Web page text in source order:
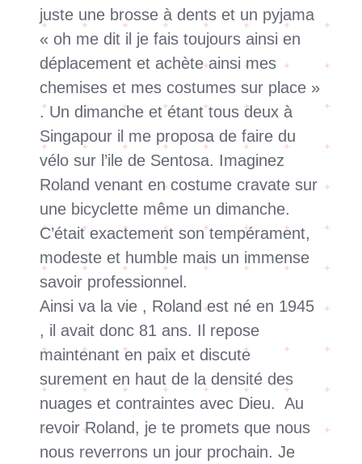
juste une brosse à dents et un pyjama
« oh me dit il je fais toujours ainsi en
déplacement et achète ainsi mes
chemises et mes costumes sur place »
. Un dimanche et étant tous deux à
Singapour il me proposa de faire du
vélo sur l’ile de Sentosa. Imaginez
Roland venant en costume cravate sur
une bicyclette même un dimanche.
C’était exactement son tempérament,
modeste et humble mais un immense
savoir professionnel.
Ainsi va la vie , Roland est né en 1945
, il avait donc 81 ans. Il repose
maintenant en paix et discute
surement en haut de la densité des
nuages et contraintes avec Dieu. Au
revoir Roland, je te promets que nous
nous reverrons un jour prochain. Je